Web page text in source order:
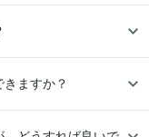
ますか？